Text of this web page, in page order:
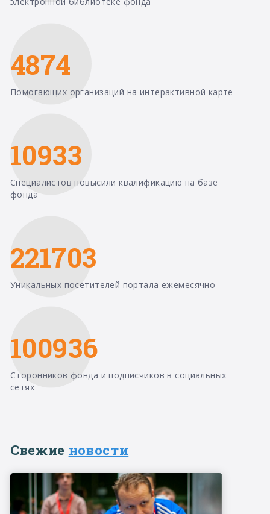
4874
Помогающих организаций на интерактивной карте
10933
Специалистов повысили квалификацию на базе
фонда
221703
Уникальных посетителей портала ежемесячно
100936
Сторонников фонда и подписчиков в социальных
сетях
Свежие новости